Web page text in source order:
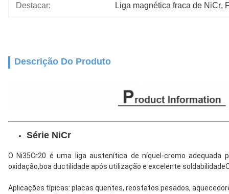
Destacar: Liga magnética fraca de NiCr,
Descrição Do Produto
Série NiCr
O Ni35Cr20 é uma liga austenítica de níquel-cromo
oxidação,boa ductilidade após utilização e excelente
Aplicações típicas: placas quentes, reostatos pesados,